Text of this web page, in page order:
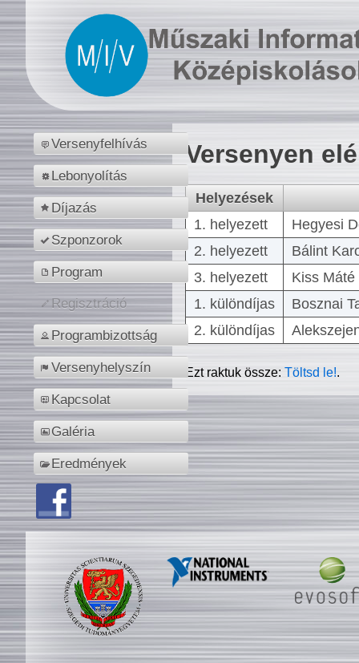
Versenyfelhívás
Lebonyolítás
Díjazás
Szponzorok
Program
Regisztráció
Programbizottság
Versenyhelyszín
Kapcsolat
Galéria
Eredmények
Versenyen
Helyezések
1. helyezett
Hegyesi
2. helyezett
Bálint
3. helyezett
Kiss
1. különdíjas
Bosznai
2. különdíjas
Ezt raktuk össze:Töltsd le!.